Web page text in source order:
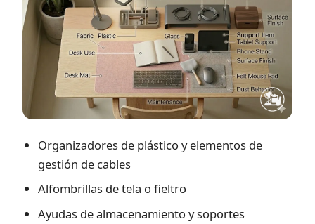
Organizadores de plástico y elementos de
gestión de cables
Alfombrillas de tela o fieltro
Ayudas de almacenamiento y soportes